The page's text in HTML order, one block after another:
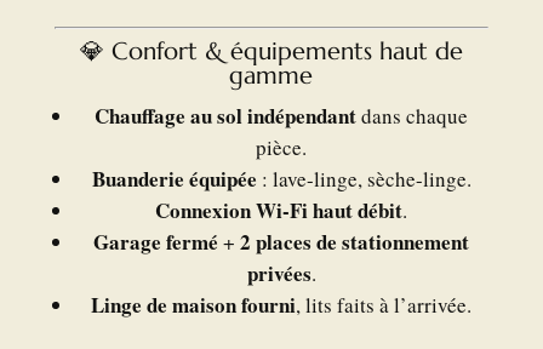
💎 Confort & équipements haut de
gamme
Chauffage au sol indépendantdans chaque
pièce.
Buanderie équipée : lave-linge, sèche-linge.
Connexion Wi-Fi haut débit.
Garage fermé +2 places de stationnement
privées.
Linge de maison fourni, lits faits à l’arrivée.